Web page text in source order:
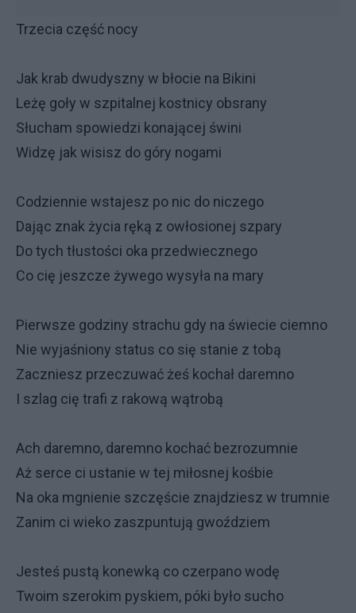
Trzecia część nocy
Jak krab dwudyszny w błocie na Bikini
Leżę goły w szpitalnej kostnicy obsrany
Słucham spowiedzi konającej świni
Widzę jak wisisz do góry nogami
Codziennie wstajesz po nic do niczego
Dając znak życia ręką z owłosionej szpary
Do tych tłustości oka przedwiecznego
Co cię jeszcze żywego wysyła na mary
Pierwsze godziny strachu gdy na świecie ciemno
Nie wyjaśniony status co się stanie z tobą
Zaczniesz przeczuwać żeś kochał daremno
I szlag cię trafi z rakową wątrobą
Ach daremno, daremno kochać bezrozumnie
Aż serce ci ustanie w tej miłosnej kośbie
Na oka mgnienie szczęście znajdziesz w trumnie
Zanim ci wieko zaszpuntują gwoździem
Jesteś pustą konewką co czerpano wodę
Twoim szerokim pyskiem, póki było sucho